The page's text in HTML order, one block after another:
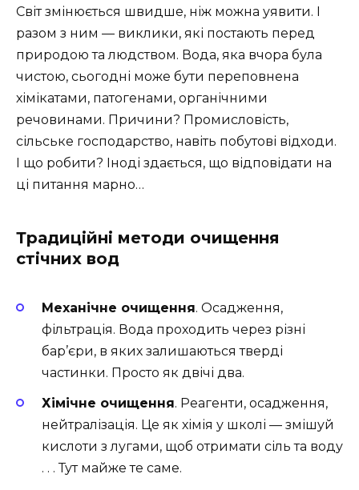
Світ змінюється швидше, ніж можна уявити. І
разом з ним — виклики, які постають перед
природою та людством. Вода, яка вчора була
чистою, сьогодні може бути переповнена
хімікатами, патогенами, органічними
речовинами. Причини? Промисловість,
сільське господарство, навіть побутові відходи.
І що робити? Іноді здається, що відповідати на
ці питання марно…
Традиційні методи очищення
стічних вод
Механічне очищення. Осадження,
фільтрація. Вода проходить через різні
бар’єри, в яких залишаються тверді
частинки. Просто як двічі два.
Хімічне очищення. Реагенти, осадження,
нейтралізація. Це як хімія у школі — змішуй
кислоти з лугами, щоб отримати сіль та воду
. . . Тут майже те саме.